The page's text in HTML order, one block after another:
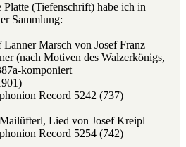
Platte (Tiefenschrift) habe ich in
Sammlung:
Lanner Marsch von Josef Franz
(nach Motiven des Walzerkönigs,
komponiert
Record 5242 (737)
Lied von Josef Kreipl
Record 5254 (742)